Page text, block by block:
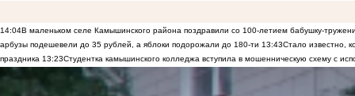
14:04В маленьком селе Камышинского района поздравили со 100-летием бабушку-
арбузы подешевели до 35 рублей, а яблоки подорожали до 180-ти 13:43Стало известно,
праздника 13:23Студентка камышинского колледжа вступила в мошенническую схему с